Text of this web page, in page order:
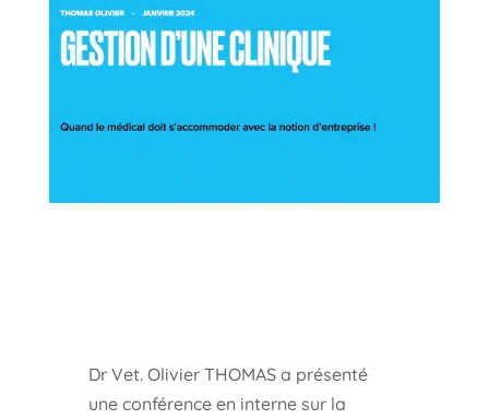
Dr Vet. Olivier THOMAS a présenté
une conférence en interne sur la